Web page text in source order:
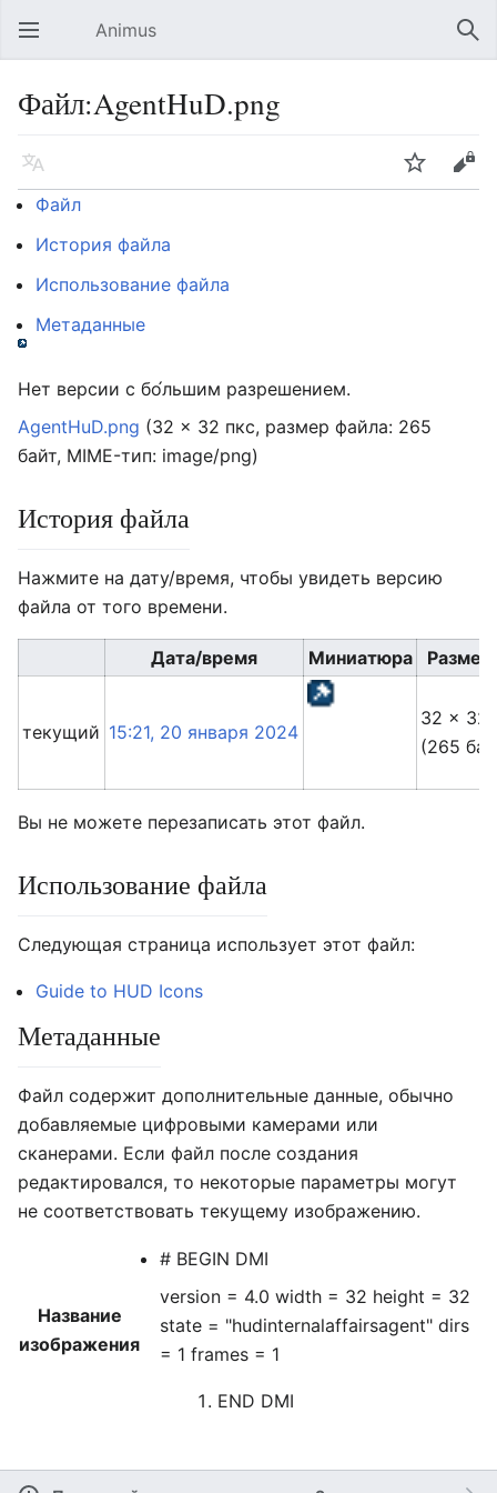
Открыть главное меню Animus
Файл:AgentHuD.png
Язык Следить
Файл
История файла
Использование файла
Метаданные
Нет версии с бо́льшим разрешением.
AgentHuD.png (32 × 32 пкс, размер файла: 265
байт, MIME-тип: image/png)
История файла
Нажмите на дату/время, чтобы увидеть версию
файла от того времени.
Дата/время Миниатюра
текущий 15:21, 20 января 2024
32 × 32
(265
Вы не можете перезаписать этот файл.
Использование файла
Следующая страница использует этот файл:
Guide to HUD Icons
Метаданные
Файл содержит дополнительные данные, обычно
добавляемые цифровыми камерами или
сканерами. Если файл после создания
редактировался, то некоторые параметры могут
не соответствовать текущему изображению.
Название
изображения
# BEGIN DMI
version = 4.0 width = 32 height = 32
state = "hudinternalaffairsagent" dirs
= 1 frames = 1
END DMI